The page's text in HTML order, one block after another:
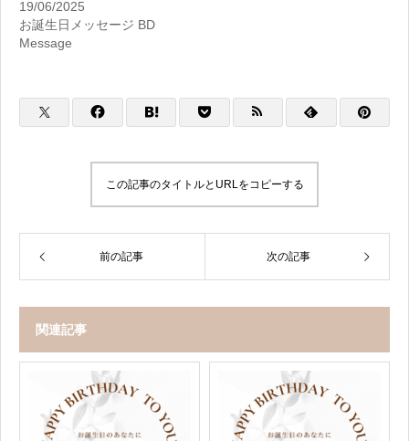
19/06/2025
お誕生日メッセージ BD
Message
この記事のタイトルとURLをコピーする
前の記事 次の記事
関連記事